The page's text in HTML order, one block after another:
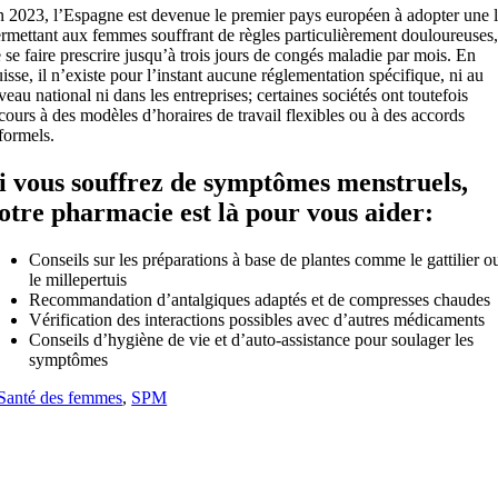
2023, l’Espagne est devenue le premier pays européen à adopter une
aux femmes souffrant de règles particulièrement douloureuses,
se faire prescrire jusqu’à trois jours de congés maladie par mois. En
il n’existe pour l’instant aucune réglementation spécifique, ni au
national ni dans les entreprises; certaines sociétés ont toutefois
à des modèles d’horaires de travail flexibles ou à des accords
vous souffrez de symptômes menstruels,
pharmacie est là pour vous aider:
Conseils sur les préparations à base de plantes comme le gattilier
le millepertuis
Recommandation d’antalgiques adaptés et de compresses chaudes
Vérification des interactions possibles avec d’autres médicaments
Conseils d’hygiène de vie et d’auto-assistance pour soulager les
symptômes
des femmes, SPM